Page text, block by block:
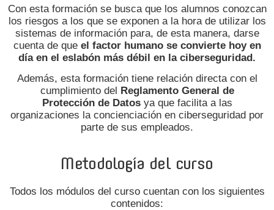
Con esta formación se busca que los alumnos conozcan
los riesgos a los que se exponen a la hora de utilizar los
sistemas de información para, de esta manera, darse
cuenta de que el factor humano se convierte hoy en
día en el eslabón más débil en la ciberseguridad.
Además, esta formación tiene relación directa con el
cumplimiento del
Reglamento General de
Protección de Datosya que facilita a las
organizaciones la concienciación en ciberseguridad por
parte de sus empleados.
Metodología del curso
Todos los módulos del curso cuentan con los siguientes
contenidos: